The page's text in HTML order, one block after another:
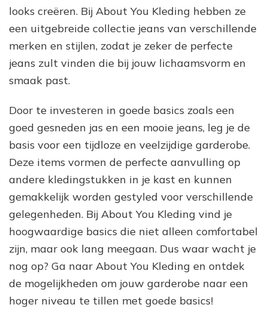
looks creëren. Bij About You Kleding hebben ze
een uitgebreide collectie jeans van verschillende
merken en stijlen, zodat je zeker de perfecte
jeans zult vinden die bij jouw lichaamsvorm en
smaak past.
Door te investeren in goede basics zoals een
goed gesneden jas en een mooie jeans, leg je de
basis voor een tijdloze en veelzijdige garderobe.
Deze items vormen de perfecte aanvulling op
andere kledingstukken in je kast en kunnen
gemakkelijk worden gestyled voor verschillende
gelegenheden. Bij About You Kleding vind je
hoogwaardige basics die niet alleen comfortabel
zijn, maar ook lang meegaan. Dus waar wacht je
nog op? Ga naar About You Kleding en ontdek
de mogelijkheden om jouw garderobe naar een
hoger niveau te tillen met goede basics!